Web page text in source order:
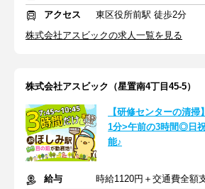
アクセス
東区役所前駅 徒歩2分
株式会社アスビックの求人一覧を見る
株式会社アスビック（星置南4丁目45-5）
【研修センターの清
1分>午前の3時間◎日
能♪
給与
時給1120円＋交通費全額